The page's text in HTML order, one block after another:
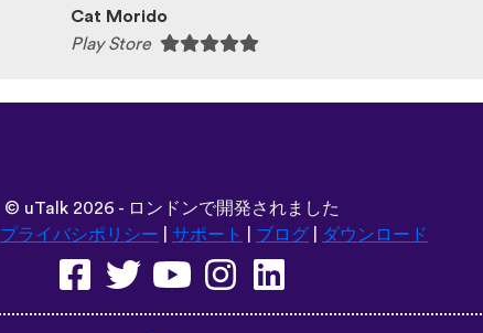
Cat Morido
Play Store
© uTalk 2026 - ロンドンで開発されました
プライバシポリシー サポート ブログ ダウンロード